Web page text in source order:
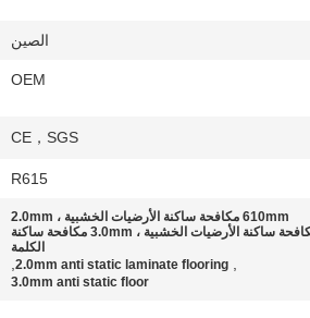
الصين
OEM
CE，SGS
R615
610mm مكافحة ساكنة الأرضيات الخشبية ، 2.0mm
مكافحة ساكنة الأرضيات الخشبية ، 3.0mm مكافحة ساكنة
الكلمة
,
2.0mm anti static laminate flooring
,
3.0mm anti static floor